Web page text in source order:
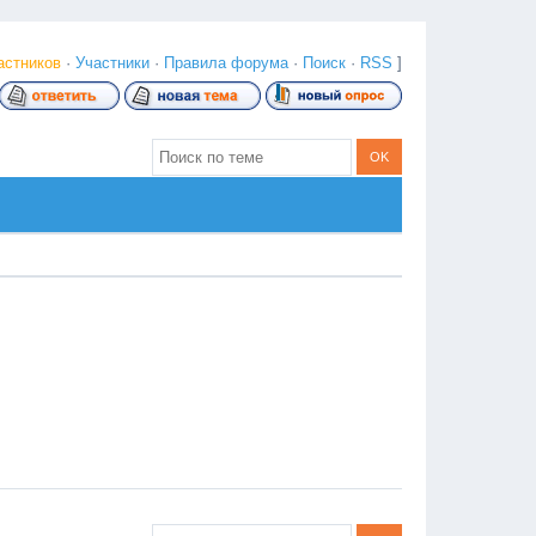
· Участники · Правила форума· Поиск · RSS ]